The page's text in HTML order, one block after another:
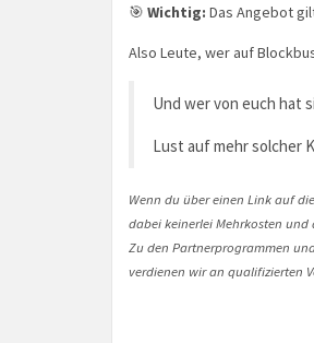
🎯 Wichtig: Das Angebot
Also Leute, wer auf
Und wer von euch hat
Lust auf mehr solcher
Wenn du über einen Link auf
dabei keinerlei Mehrkosten
Zu den Partnerprogrammen
verdienen wir an qualifizierten